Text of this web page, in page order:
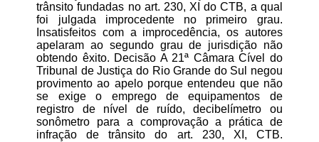
trânsito fundadas no art. 230, XI do CTB, a qual
foi julgada improcedente no primeiro grau.
Insatisfeitos com a improcedência, os autores
apelaram ao segundo grau de jurisdição não
obtendo êxito. Decisão A 21ª Câmara Cível do
Tribunal de Justiça do Rio Grande do Sul negou
provimento ao apelo porque entendeu que não
se exige o emprego de equipamentos de
registro de nível de ruído, decibelímetro ou
sonômetro para a comprovação a prática de
infração de trânsito do art. 230, XI, CTB.